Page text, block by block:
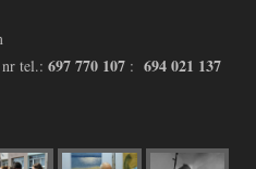
nr tel.: 697 770 107 : 694 021 137